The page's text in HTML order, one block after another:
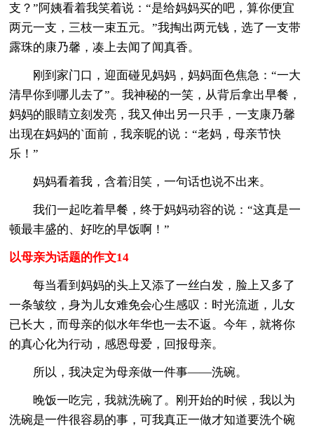
支？”阿姨看着我笑着说：“是给妈妈买的吧，算你便宜
两元一支，三枝一束五元。”我掏出两元钱，选了一支带
露珠的康乃馨，凑上去闻了闻真香。
刚到家门口，迎面碰见妈妈，妈妈面色焦急：“一大
清早你到哪儿去了”。我神秘的一笑，从背后拿出早餐，
妈妈的眼睛立刻发亮，我又伸出另一只手，一支康乃馨
出现在妈妈的`面前，我亲昵的说：“老妈，母亲节快
乐！”
妈妈看着我，含着泪笑，一句话也说不出来。
我们一起吃着早餐，终于妈妈动容的说：“这真是一
顿最丰盛的、好吃的早饭啊！”
以母亲为话题的作文14
每当看到妈妈的头上又添了一丝白发，脸上又多了
一条皱纹，身为儿女难免会心生感叹：时光流逝，儿女
已长大，而母亲的似水年华也一去不返。今年，就将你
的真心化为行动，感恩母爱，回报母亲。
所以，我决定为母亲做一件事——洗碗。
晚饭一吃完，我就洗碗了。刚开始的时候，我以为
洗碗是一件很容易的事，可我真正一做才知道要洗个碗